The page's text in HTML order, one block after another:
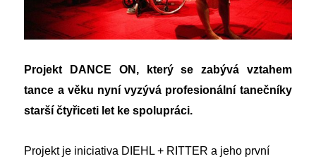
Projekt DANCE ON, který se zabývá vztahem
tance a věku nyní vyzývá profesionální tanečníky
starší čtyřiceti let ke spolupráci.
Projekt je iniciativa DIEHL + RITTER a jeho první